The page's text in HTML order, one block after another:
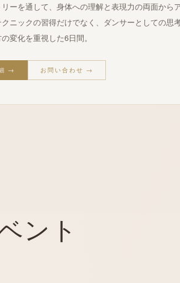
ーを通して、身体への理解と表現力の両面から
ニックの習得だけでなく、ダンサーとしての思
変化を重視した6日間。
→ お問い合わせ →
ント